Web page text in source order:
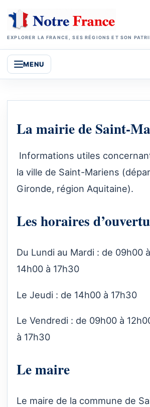
EXPLORER LA FRANCE, SES RÉGIONS ET SON
MENU
La mairie de Saint-
Informations utiles
la ville de Saint-Mariens
Gironde, région Aquitaine).
Les horaires
Du Lundi au Mardi : de 09h00
14h00 à 17h30
Le Jeudi : de 14h00 à 17h30
Le Vendredi : de 09h00 à
à 17h30
Le maire
Le maire de la commune de